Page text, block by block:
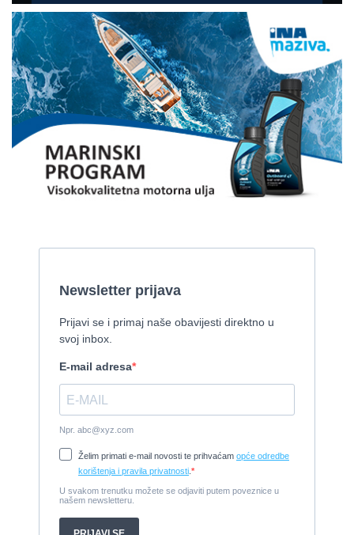
2002, 7.8 x 2 m, 2 Yanmar motora od 85 kw
Cijena:59.000 EUR
Gulet
2008, 27 x 7,50 m, Iveco Aifo 331 kW
Cijena:1 EUR
Gulet Kadena
2000, 32 x 8 m, Cummins
Pirelli 770 EFB
2010, 8,46 x 3,12 m, Mercruiser 235,4 kw
2015, 27 x 7 m, Iveco aifo x 2
Izletnički brod - 94 osobe
Cijena:370.000 EUR
Tender Williams 325 TurboJet - sniženo!
2008, 325 x 1.7 m, weber 750
Damor 900 FURIA - EXTRA OPREMA - PRILIKA - SNIŽENA
2008, 8,98 x 3 m, Yanmar 200kW - unutranji, diesel
Cijena:65.000 EUR
Prodajem jedrilicu ELAN 31 S
Cijena:27.000 EUR
Gulet Hera